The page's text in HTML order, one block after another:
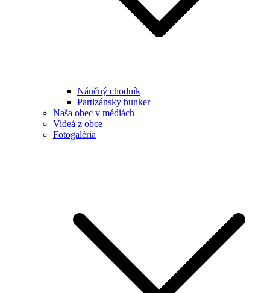
Náučný chodník
Partizánsky bunker
Naša obec v médiách
Videá z obce
Fotogaléria